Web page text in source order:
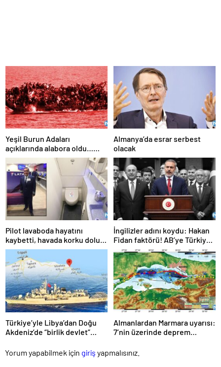
Yeşil Burun Adaları
açıklarında alabora oldu…
Göçmen teknesi faciası: 63
ölü
Almanya’da esrar serbest
olacak
Pilot lavaboda hayatını
kaybetti, havada korku dolu
anlar!
İngilizler adını koydu: Hakan
Fidan faktörü! AB’ye Türkiye
çağrısı: Hala geç değil
Türkiye’yle Libya’dan Doğu
Akdeniz’de “birlik devlet”
Almanlardan Marmara uyarısı:
7’nin üzerinde deprem
Yorum yapabilmek için giriş yapmalısınız.